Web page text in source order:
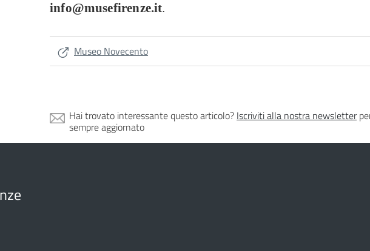
info@musefirenze.it.
Museo Novecento
Hai trovato interessante questo articolo? Iscriviti alla nostra newsletter
sempre aggiornato